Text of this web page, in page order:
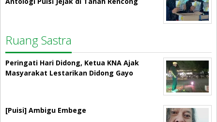
Ruang Sastra
Peringati Hari Didong, Ketua KNA Ajak
Masyarakat Lestarikan Didong Gayo
[Puisi] Ambigu Embege